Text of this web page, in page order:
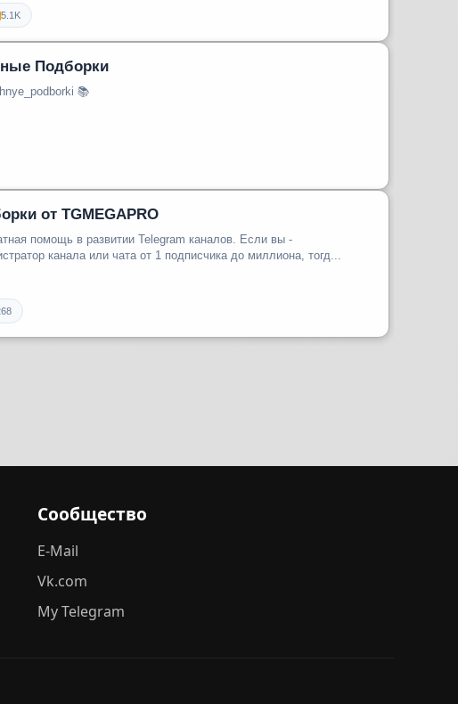
5.1K
Подборки
📚
от TGMEGAPRO
помощь в развитии Telegram каналов. Если вы -
канала или чата от 1 подписчика до миллиона, тогд...
Сообщество
E-Mail
Vk.com
My Telegram